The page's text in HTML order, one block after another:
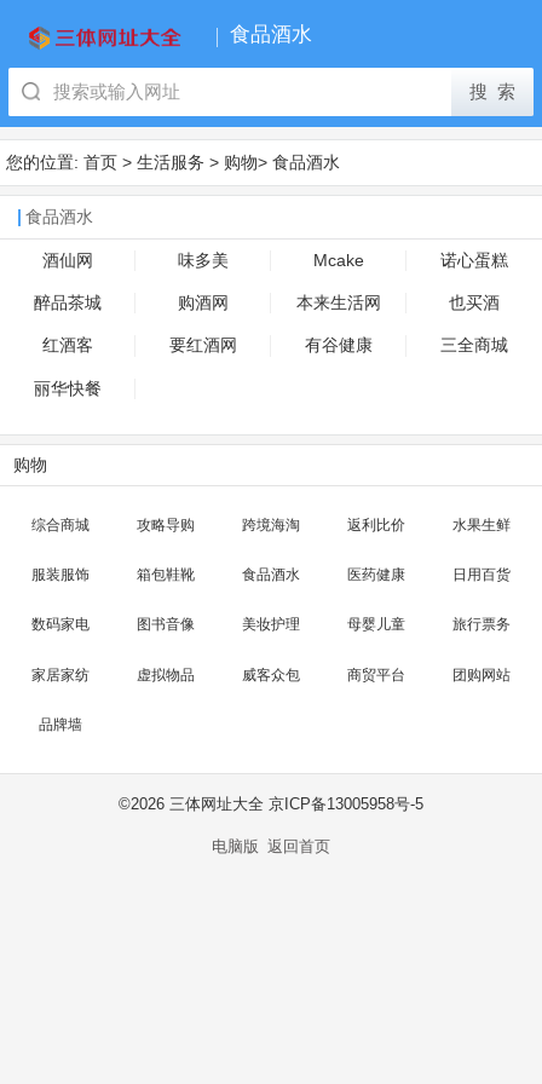
食品酒水
您的位置: 首页 > 生活服务 > 购物> 食品酒水
食品酒水
酒仙网 味多美 Mcake 诺心蛋糕
醉品茶城 购酒网 本来生活网 也买酒
红酒客 要红酒网 有谷健康 三全商城
丽华快餐
购物
综合商城 攻略导购 跨境海淘 返利比价 水果生鲜
服装服饰 箱包鞋靴 食品酒水 医药健康 日用百货
数码家电 图书音像 美妆护理 母婴儿童 旅行票务
家居家纺 虚拟物品 威客众包 商贸平台 团购网站
品牌墙
©2026 三体网址大全 京ICP备13005958号-5
电脑版 返回首页